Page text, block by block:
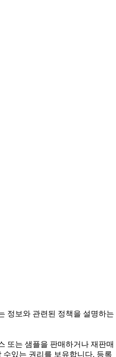
정보와 관련된 정책을 설명하는
또는 샘플을 판매하거나 재판매
있는 권리를 보유합니다. 등록